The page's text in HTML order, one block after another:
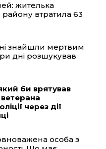
жителька
району втратила 63
знайшли мертвим
дні розшукував
би врятував
через дії
особа з